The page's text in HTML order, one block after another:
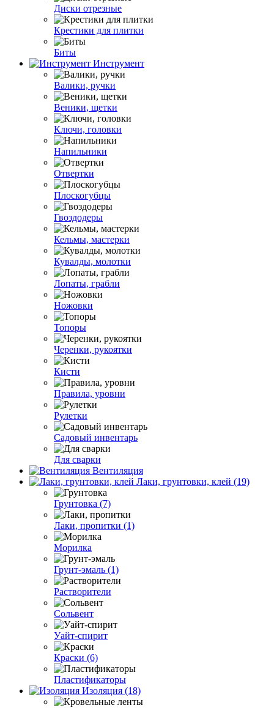
Диски отрезные
Крестики для плитки
Биты
Инструмент
Валики, ручки
Веники, щетки
Ключи, головки
Напильники
Отвертки
Плоскогубцы
Гвоздодеры
Кельмы, мастерки
Кувалды, молотки
Лопаты, грабли
Ножовки
Топоры
Черенки, рукоятки
Кисти
Правила, уровни
Рулетки
Садовый инвентарь
Для сварки
Вентиляция
Лаки, грунтовки, клей (19)
Грунтовка (7)
Лаки, пропитки (1)
Морилка
Грунт-эмаль (1)
Растворители
Сольвент
Уайт-спирит
Краски (6)
Пластификаторы
Изоляция (18)